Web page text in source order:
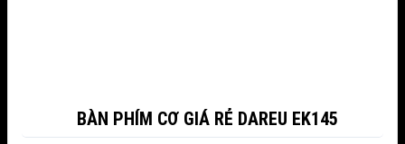
BÀN PHÍM CƠ GIÁ RẺ DAREU EK145